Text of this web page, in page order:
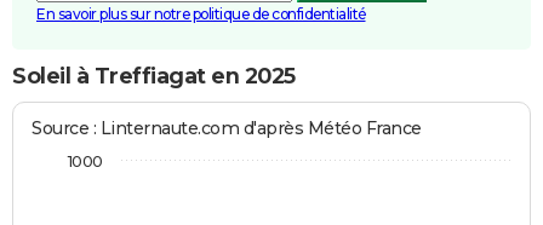
En savoir plus sur notre politique de confidentialité
Soleil à Treffiagat en 2025
Source : Linternaute.com d'après Météo France
1000